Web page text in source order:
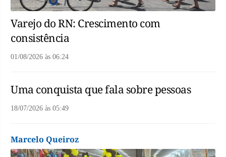
Varejo do RN: Crescimento com
consistência
01/08/2026 às 06:24
Uma conquista que fala sobre pessoas
18/07/2026 às 05:49
Marcelo Queiroz